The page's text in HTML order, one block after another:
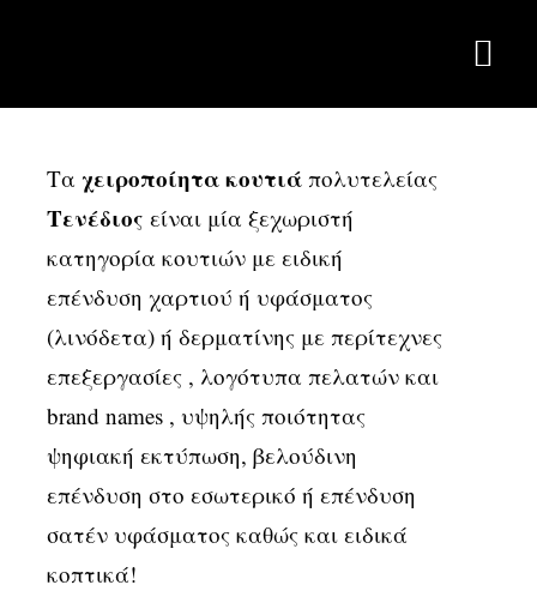
Η Εταιρεία
Κουτιά Πολυτελείας
Επικοινωνία
Τα χειροποίητα κουτιάπολυτελείας
Τενέδιος είναι μία ξεχωριστή
κατηγορία κουτιών με ειδική
επένδυση χαρτιού ή υφάσματος
(λινόδετα) ή δερματίνης με περίτεχνες
επεξεργασίες , λογότυπα πελατών και
brand names , υψηλής ποιότητας
ψηφιακή εκτύπωση, βελούδινη
επένδυση στο εσωτερικό ή επένδυση
σατέν υφάσματος καθώς και ειδικά
κοπτικά!